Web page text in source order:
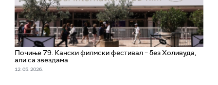
Почиње 79. Кански филмски фестивал – без Холивуда,
али са звездама
12. 05. 2026.